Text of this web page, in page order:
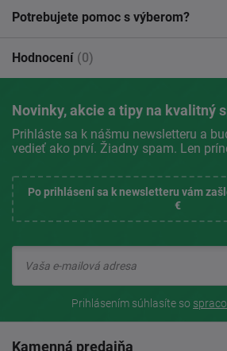
Potrebujete pomoc s výberom?
Hodnocení (0)
Novinky, akcie a tipy na kvalitný
Prihláste sa k nášmu newsletteru a
vedieť ako prví. Žiadny spam. Len
Po prihlásení sa k newsletteru vám
€
Prihlásením súhlasíte so
Kamenná predajňa